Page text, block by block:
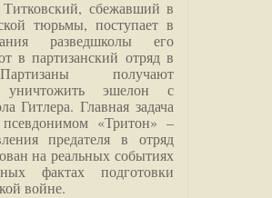
сбежавший в
тюрьмы, поступает в
разведшколы его
в партизанский отряд в
получают
уничтожить эшелон с
Гитлера. Главная задача
«Тритон» –
предателя в отряд
на реальных событиях
фактах подготовки
войне.